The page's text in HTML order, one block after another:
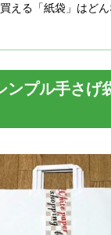
える「紙袋」はど
ンプル手さ